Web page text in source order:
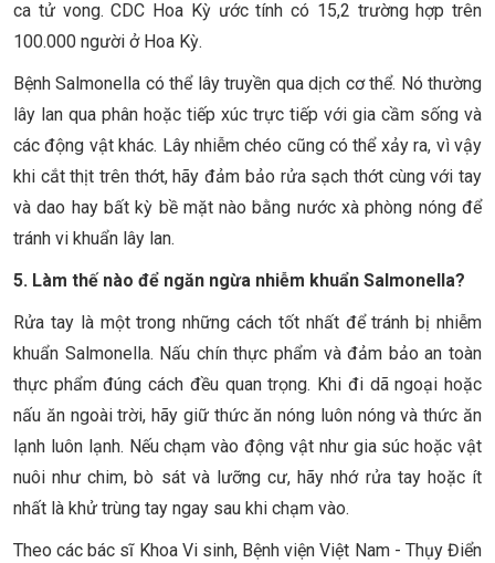
ca tử vong. CDC Hoa Kỳ ước tính có 15,2 trường hợp trên
100.000 người ở Hoa Kỳ.
Bệnh Salmonella có thể lây truyền qua dịch cơ thể. Nó thường
lây lan qua phân hoặc tiếp xúc trực tiếp với gia cầm sống và
các động vật khác. Lây nhiễm chéo cũng có thể xảy ra, vì vậy
khi cắt thịt trên thớt, hãy đảm bảo rửa sạch thớt cùng với tay
và dao hay bất kỳ bề mặt nào bằng nước xà phòng nóng để
tránh vi khuẩn lây lan.
5. Làm thế nào để ngăn ngừa nhiễm khuẩn Salmonella?
Rửa tay là một trong những cách tốt nhất để tránh bị nhiễm
khuẩn Salmonella. Nấu chín thực phẩm và đảm bảo an toàn
thực phẩm đúng cách đều quan trọng. Khi đi dã ngoại hoặc
nấu ăn ngoài trời, hãy giữ thức ăn nóng luôn nóng và thức ăn
lạnh luôn lạnh. Nếu chạm vào động vật như gia súc hoặc vật
nuôi như chim, bò sát và lưỡng cư, hãy nhớ rửa tay hoặc ít
nhất là khử trùng tay ngay sau khi chạm vào.
Theo các bác sĩ Khoa Vi sinh, Bệnh viện Việt Nam - Thụy Điển